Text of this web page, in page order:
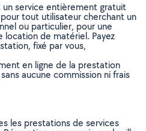
un service entièrement gratuit
tout utilisateur cherchant un
ou particulier, pour une
location de matériel. Payez
fixé par vous,
en ligne de la prestation
aucune commission ni frais
les prestations de services